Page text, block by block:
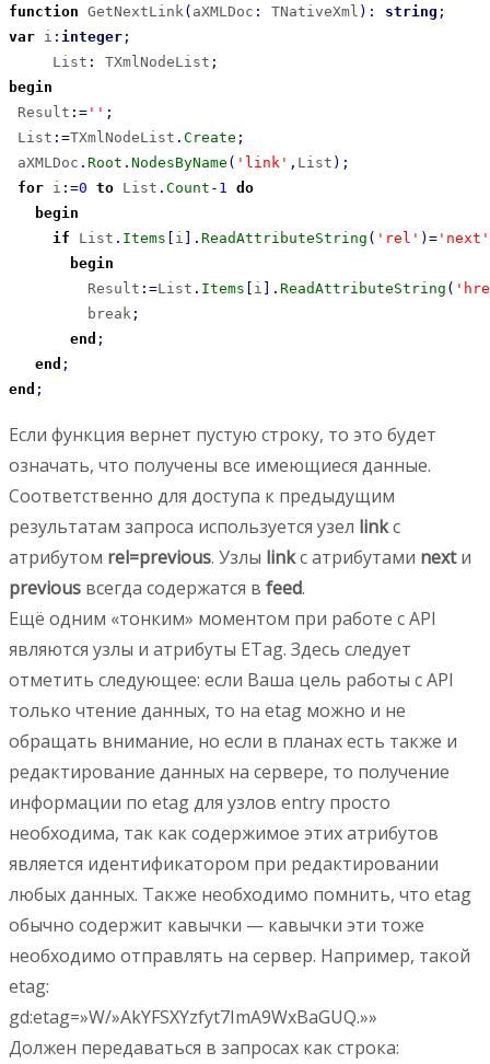
function GetNextLink ( aXMLDoc : TNativeXml ) : string ;
var i : integer ;
     List
: TXmlNodeList ;
begin
Result : = '' ;
List : =TXmlNodeList . Create ;
aXMLDoc . Root . NodesByName ( 'link' , List ) ;
for i : =0 to List . Count - 1
do
begin
if List . Items i . ReadAttributeString ( 'rel' ) = 'next'
begin
         Result
: =List . Items i . ReadAttributeString (
         break
;
end ;
end ;
end ;
Если функция вернет пустую строку, то это будет
означать, что получены все имеющиеся данные.
Соответственно для доступа к предыдущим
результатам запроса используется узел linkс
атрибутом rel=previous. Узлы linkс атрибутами nextи
previous всегда содержатся в feed.
Ещё одним «тонким» моментом при работе с API
являются узлы и атрибуты ETag. Здесь следует
отметить следующее: если Ваша цель работы с API
только чтение данных, то на etag можно и не
обращать внимание, но если в планах есть также и
редактирование данных на сервере, то получение
информации по etag для узлов entry просто
необходима, так как содержимое этих атрибутов
является идентификатором при редактировании
любых данных. Также необходимо помнить, что etag
обычно содержит кавычки — кавычки эти тоже
необходимо отправлять на сервер. Например, такой
etag:
gd:etag=»W/»AkYFSXYzfyt7ImA9WxBaGUQ.»»
Должен передаваться в запросах как строка: